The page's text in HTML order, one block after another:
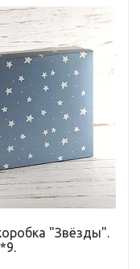
"Звёзды".